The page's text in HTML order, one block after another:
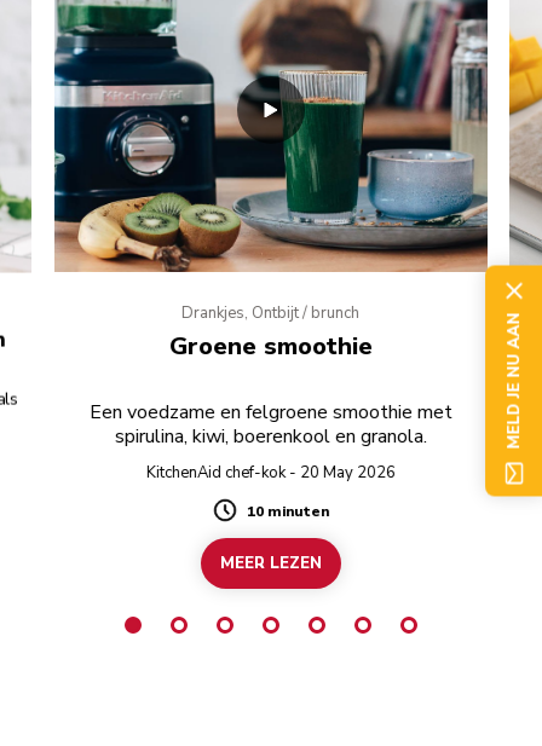
Drankjes, Ontbijt / brunch
Groene smoothie
Een voedzame en felgroene smoothie met
spirulina, kiwi, boerenkool en granola.
KitchenAid chef-kok - 20 May 2026
Duration
10 minuten
MEER LEZEN
MELD JE NU AAN